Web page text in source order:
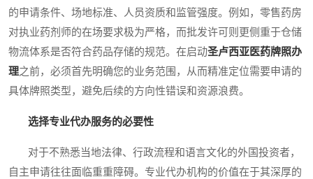
的申请条件、场地标准、人员资质和监管强度。例如，零售药房
对执业药剂师的在场要求极为严格，而批发许可则更侧重于仓储
物流体系是否符合药品存储的规范。在启动圣卢西亚医药牌照办
理之前，必须首先明确您的业务范围，从而精准定位需要申请的
具体牌照类型，避免后续的方向性错误和资源浪费。
选择专业代办服务的必要性
对于不熟悉当地法律、行政流程和语言文化的外国投资者，
自主申请往往面临重重障碍。专业代办机构的价值在于其深厚的